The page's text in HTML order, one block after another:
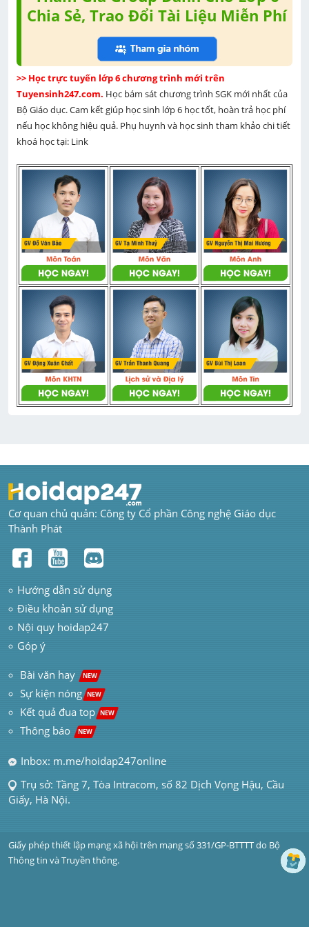
Chia Sẻ, Trao Đổi Tài Liệu Miễn Phí
>> Học trực tuyến lớp 6 chương trình mới trên
Tuyensinh247.com. Học bám sát chương trình SGK mới nhất của
Bộ Giáo dục. Cam kết giúp học sinh lớp 6 học tốt, hoàn trả học phí
nếu học không hiệu quả. Phụ huynh và học sinh tham khảo chi tiết
khoá học tại: Link
Cơ quan chủ quản: Công ty Cổ phần Công nghệ Giáo dục
Thành Phát
Hướng dẫn sử dụng
Điều khoản sử dụng
Nội quy hoidap247
Góp ý
Bài văn hay NEW
Sự kiện nóng NEW
Kết quả đua top NEW
Thông báo NEW
Inbox: m.me/hoidap247online
Trụ sở: Tầng 7, Tòa Intracom, số 82 Dịch Vọng Hậu, Cầu
Giấy, Hà Nội.
Giấy phép thiết lập mạng xã hội trên mạng số 331/GP-BTTTT do Bộ
Thông tin và Truyền thông.